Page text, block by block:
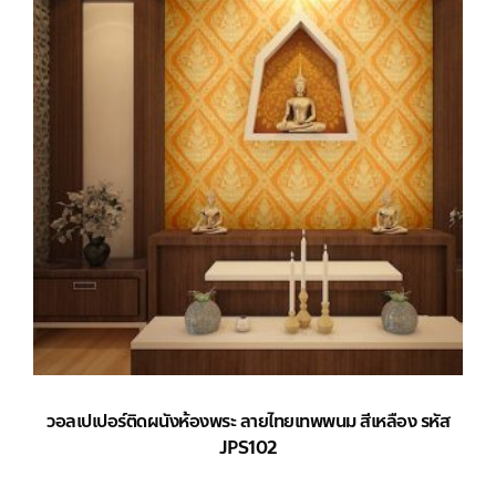
วอลเปเปอร์ติดผนังห้องพระ ลายไทยเทพพนม สีเหลือง รหัส
JPS102